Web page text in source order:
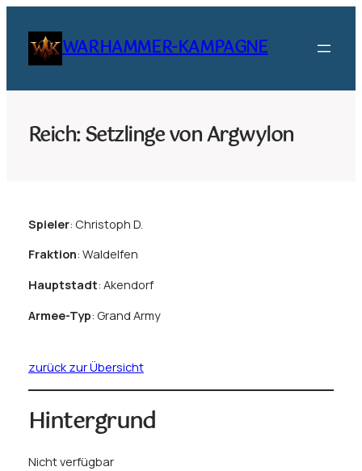
Inhalt
springen WARHAMMER-KAMPAGNE
Reich: Setzlinge von Argwylon
Spieler: Christoph D.
Fraktion: Waldelfen
Hauptstadt: Akendorf
Armee-Typ: Grand Army
zurück zur Übersicht
Hintergrund
Nicht verfügbar